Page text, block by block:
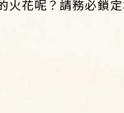
火花呢？請務必鎖